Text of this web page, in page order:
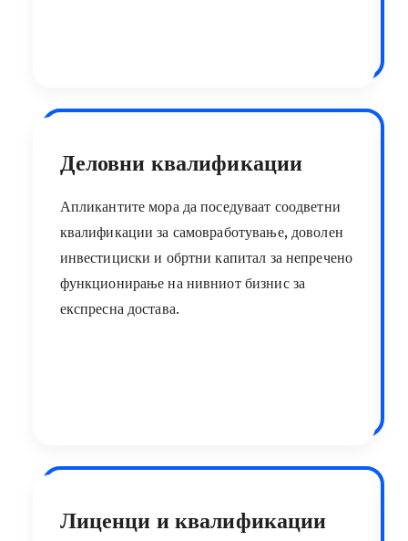
Деловни квалификации
Апликантите мора да поседуваат соодветни
квалификации за самовработување, доволен
инвестициски и обртни капитал за непречено
функционирање на нивниот бизнис за
експресна достава.
Лиценци и квалификации